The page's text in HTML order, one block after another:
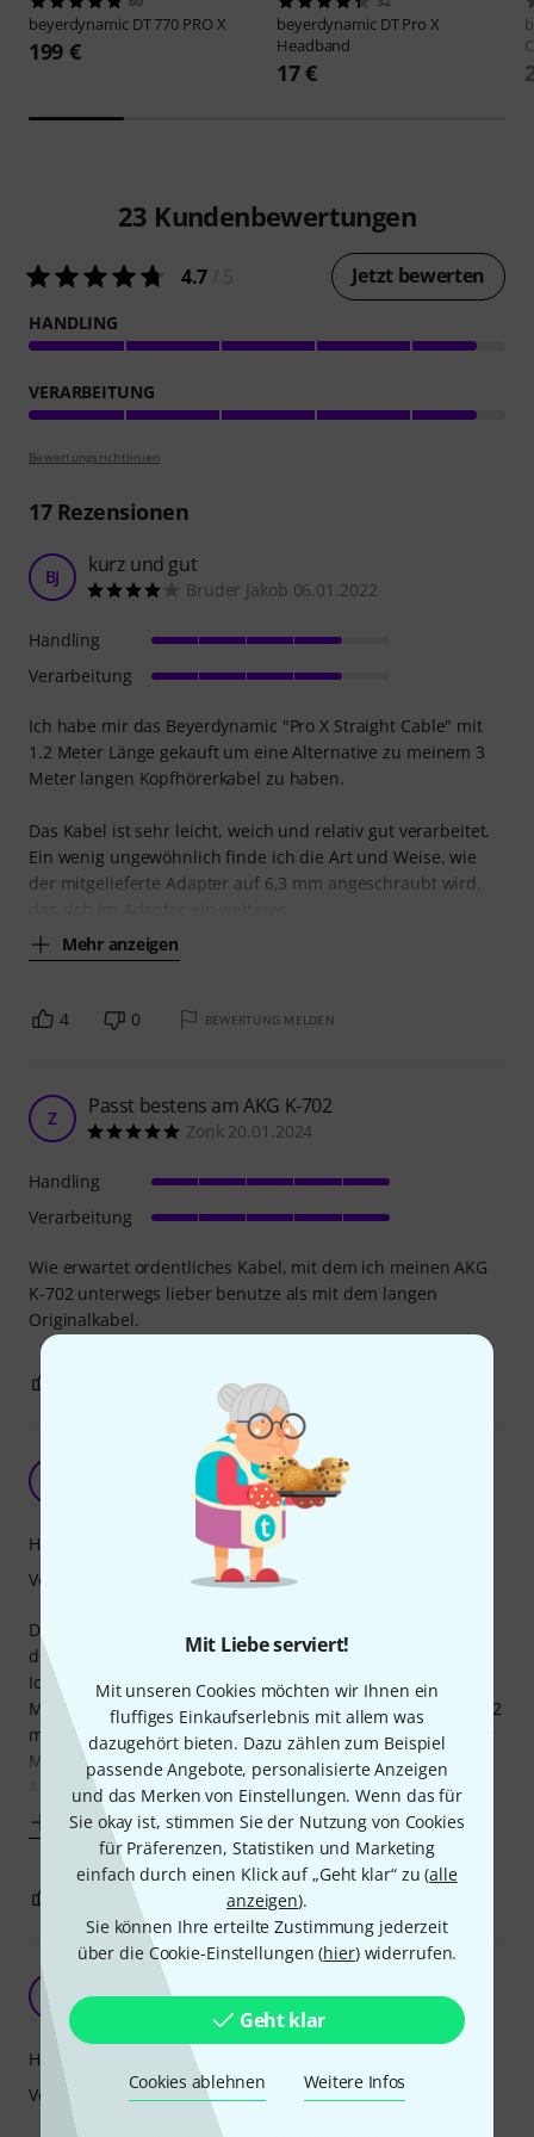
Mit Liebe serviert!
Mit unseren Cookies möchten wir Ihnen ein
fluffiges Einkaufserlebnis mit allem was
dazugehört bieten. Dazu zählen zum Beispiel
passende Angebote, personalisierte Anzeigen
und das Merken von Einstellungen. Wenn das für
Sie okay ist, stimmen Sie der Nutzung von Cookies
für Präferenzen, Statistiken und Marketing
einfach durch einen Klick auf „Geht klar“ zu (alle
anzeigen).
Sie können Ihre erteilte Zustimmung jederzeit
über die Cookie-Einstellungen (hier) widerrufen.
Geht klar
Cookies ablehnen Weitere Infos
beyerdynamic DT 770 PRO X
199 €
beyerdynamic DT Pro X
Headband
17 €
23 Kundenbewertungen
4.7 Jetzt bewerten
HANDLING
VERARBEITUNG
Bewertungsrichtlinien
17Rezensionen
BJ kurz und gut
Bruder Jakob 06.01.2022
Ich habe mir das Beyerdynamic "Pro X Straight Cable" mit
1.2 Meter Länge gekauft um eine Alternative zu meinem 3
Meter langen Kopfhörerkabel zu haben.
Das Kabel ist sehr leicht, weich und relativ gut verarbeitet.
Ein wenig ungewöhnlich finde ich die Art und Weise, wie
der mitgelieferte Adapter auf 6,3 mm angeschraubt wird,
Mehr anzeigen
Handling
Verarbeitung
4 0 BEWERTUNG MELDEN
Z Passt bestens am AKG K-702
Zonk 20.01.2024
Wie erwartet ordentliches Kabel, mit dem ich meinen AKG
K-702 unterwegs lieber benutze als mit dem langen
Originalkabel.
Handling
Verarbeitung
BEWERTUNG MELDEN
Müsste beiliegen aber gut
DerHanno 27.05.2026
Dem Kabel an sich ist nichts schlechtes nach zu sagen. Für
den Preis hätte es aber auch Stoff umwickelt sein können!
Ich habe das Kabel geholt, weil mir das mitgelieferte 3
Meterkabel für die meisten zwecke zu lang war. Nur das 1,2
meter Kabel wäre mir aber auch zu kurz, wenn ich Monitor
Mix mache oder im Studio bin genieße ich die Flexibilität.
Aber für 200€
Mehr anzeigen
Handling
Verarbeitung
0 BEWERTUNG MELDEN
In Ordnung aber nervig
Eddy. 13.08.2024
Handling
Verarbeitung